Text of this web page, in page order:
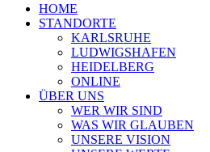
Navigationsmenü
HOME
STANDORTE
KARLSRUHE
LUDWIGSHAFEN
HEIDELBERG
ONLINE
ÜBER UNS
WER WIR SIND
WAS WIR GLAUBEN
UNSERE VISION